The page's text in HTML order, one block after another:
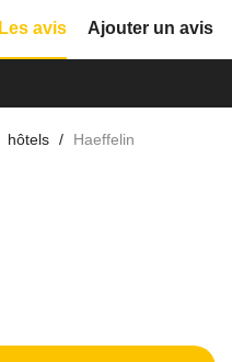
hôtels Haeffelin
Les avis Ajouter un avis